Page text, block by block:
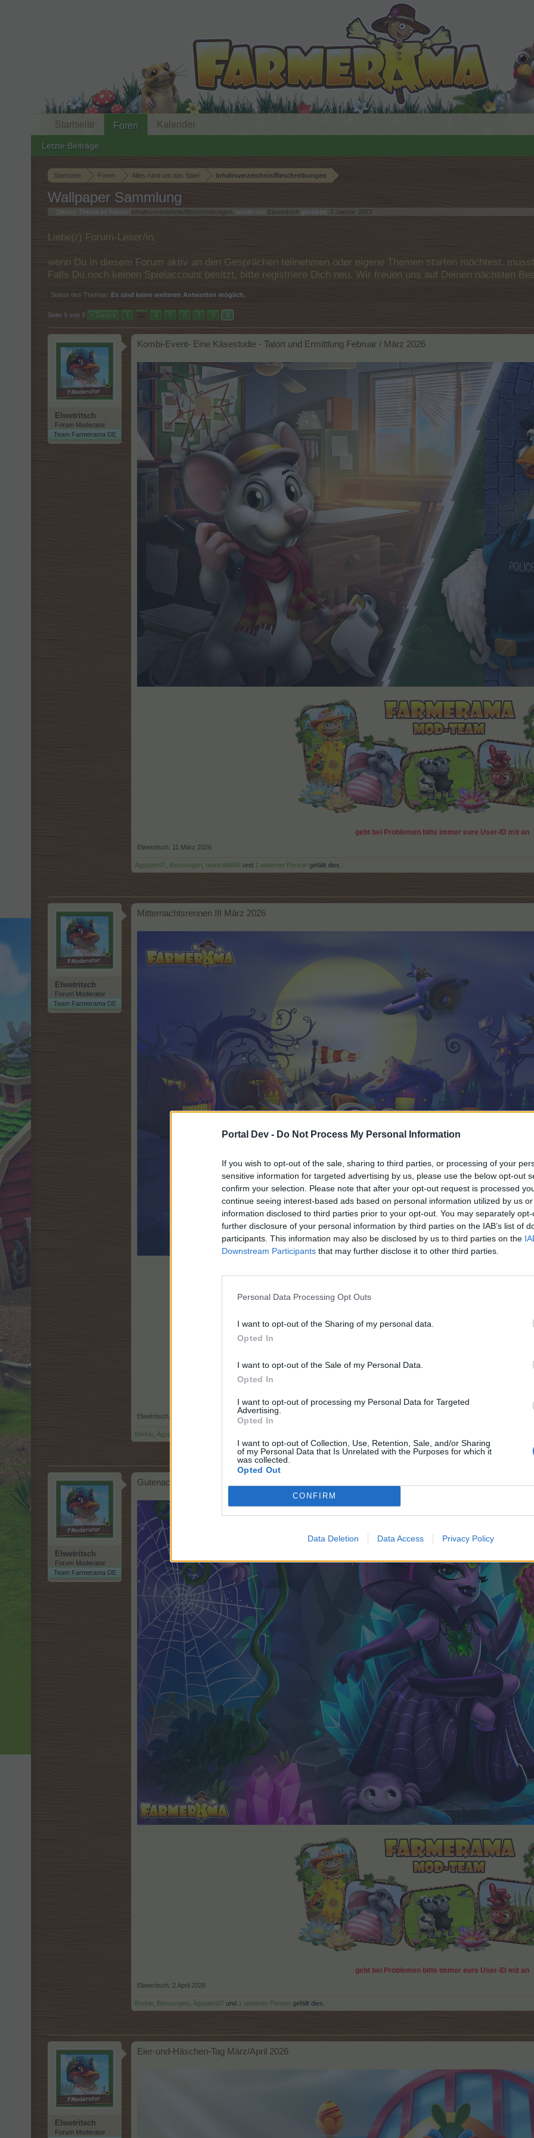
Portal Dev - Do Not Process My Personal Information
If you wish to opt-out of the sale, sharing to third parties, or processing of your
sensitive information for targeted advertising by us, please use the below opt-out
confirm your selection. Please note that after your opt-out request is processed
continue seeing interest-based ads based on personal information utilized by us
information disclosed to third parties prior to your opt-out. You may separately
further disclosure of your personal information by third parties on the IAB’s list of
participants. This information may also be disclosed by us to third parties on the
Downstream Participants that may further disclose it to other third parties.
Personal Data Processing Opt Outs
I want to opt-out of the Sharing of my personal data.
Opted In
I want to opt-out of the Sale of my Personal Data.
Opted In
I want to opt-out of processing my Personal Data for Targeted
Advertising.
Opted In
I want to opt-out of Collection, Use, Retention, Sale, and/or Sharing
of my Personal Data that Is Unrelated with the Purposes for which it
was collected.
Opted Out
CONFIRM
Data Deletion Data Access Privacy Policy
Startseite Foren Alles rund um das Spiel Inhaltsverzeichnis/Beschreibungen
Wallpaper Sammlung
Dieses Thema im Forum ' Inhaltsverzeichnis/Beschreibungen ' wurde von Elwetritsch gestartet, 7 Januar 2023
Liebe(r) Forum-Leser/in,
wenn Du in diesem Forum aktiv an den Gesprächen teilnehmen oder eigene Themen starten möchtest,
Falls Du noch keinen Spielaccount besitzt, bitte registriere Dich neu. Wir freuen uns auf Deinen nächsten
Status des Themas: Es sind keine weiteren Antworten möglich.
Seite 9 von 9 < Zurück 1 ← 4 5 6 7 8 9
Elwetritsch
Forum Moderator
Team Farmerama DE
Kombi-Event- Eine Käsestudie - Tatort und Ermittlung Februar / März 2026
gebt bei Problemen bitte immer eure User-ID mit an
Elwetritsch 11 März 2026
Ägypten97 Bessungen muckel6666 und 1 weiteren Person gefällt dies.
Elwetritsch
Forum Moderator
Team Farmerama DE
Mitternachtsrennen III März 2026
gebt bei Problemen bitte immer eure User-ID mit an
Elwetritsch
Borkie Ägypten97
Elwetritsch
Forum Moderator
Team Farmerama DE
Gutenachtgeschichten-Spinnerei März 2026
gebt bei Problemen bitte immer eure User-ID mit an
Elwetritsch 2 April 2026
Borkie Bessungen Ägypten97 und 1 weiteren Person gefällt dies.
Elwetritsch
Forum Moderator
Eier-und-Häschen-Tag März/April 2026
Startseite Foren
Letzte Beiträge
Kalender